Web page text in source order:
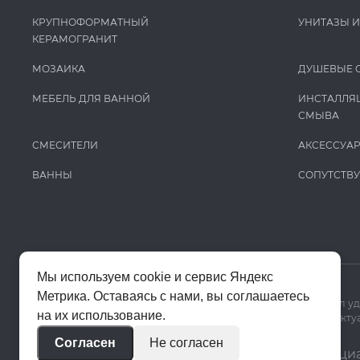
КРУПНОФОРМАТНЫЙ
КЕРАМОГРАНИТ
МОЗАИКА
МЕБЕЛЬ ДЛЯ ВАННОЙ
СМЕСИТЕЛИ
ВАННЫ
УНИТАЗЫ
ДУШЕВЫЕ
СМЫВА
Мы используем cookie и Яндекс Метрику, чтобы сайт работал
Цены на сайте помогают ориентироваться в ассортименте.
© 2020–2026 «Апекс» Политика
Мы используем cookie и сервис Яндекс
Метрика. Оставаясь с нами, вы соглашаетесь
на их использование.
Согласен
Не согласен